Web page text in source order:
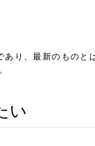
り、最新のものと
い